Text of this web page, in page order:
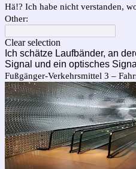
Hä!? Ich habe nicht verstanden,
Other:
Clear selection
Ich schätze Laufbänder, an
Signal und ein optisches
Fußgänger-Verkehrsmittel 3 –